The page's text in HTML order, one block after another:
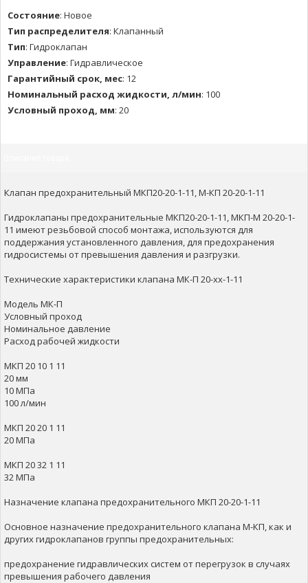
Состояние: Новое
Тип распределителя: Клапанный
Тип: Гидроклапан
Управление: Гидравлическое
Гарантийный срок, мес: 12
Номинальный расход жидкости, л/мин: 100
Условный проход, мм: 20
Клапан предохранительный МКП20-20-1-11, М-КП 20-20-1-11
Гидроклапаны предохранительные МКП20-20-1-11, MКП-М 20-20-1-
11 имеют резьбовой способ монтажа, используются для
поддержания установленного давления, для предохранения
гидросистемы от превышения давления и разгрузки.
Технические характеристики клапана МК-П 20-хх-1-11
Модель МК-П
Условный проход
Номинальное давление
Расход рабочей жидкости
МКП 20 10 1 11
20 мм
10 МПа
100 л/мин
МКП 20 20 1 11
20 МПа
МКП 20 32 1 11
32 МПа
Назначение клапана предохранительного МКП 20-20-1-11
Основное назначение предохранительного клапана М-КП, как и
других гидроклапанов группы предохранительных:
предохранение гидравлических систем от перегрузок в случаях
превышения рабочего давления